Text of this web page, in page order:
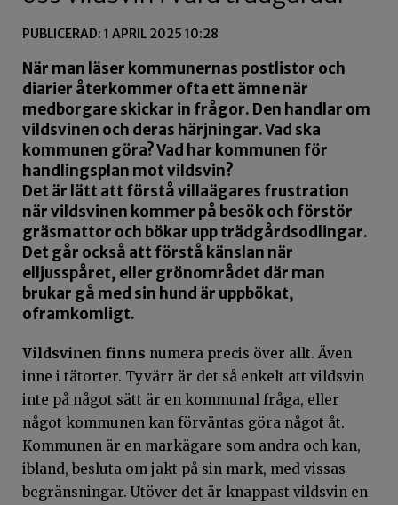
PUBLICERAD: 1 APRIL 2025 10:28
När man läser kommunernas postlistor och
diarier återkommer ofta ett ämne när
medborgare skickar in frågor. Den handlar om
vildsvinen och deras härjningar. Vad ska
kommunen göra? Vad har kommunen för
handlingsplan mot vildsvin?
Det är lätt att förstå villaägares frustration
när vildsvinen kommer på besök och förstör
gräsmattor och bökar upp trädgårdsodlingar.
Det går också att förstå känslan när
elljusspåret, eller grönområdet där man
brukar gå med sin hund är uppbökat,
oframkomligt.
Vildsvinen finns numera precis över allt. Även
inne i tätorter. Tyvärr är det så enkelt att vildsvin
inte på något sätt är en kommunal fråga, eller
något kommunen kan förväntas göra något åt.
Kommunen är en markägare som andra och kan,
ibland, besluta om jakt på sin mark, med vissas
begränsningar. Utöver det är knappast vildsvin en